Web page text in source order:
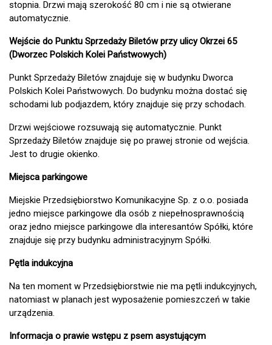
stopnia. Drzwi mają szerokość 80 cm i nie są otwierane
automatycznie.
Wejście do Punktu Sprzedaży Biletów przy ulicy Okrzei 65
(Dworzec Polskich Kolei Państwowych)
Punkt Sprzedaży Biletów znajduje się w budynku Dworca
Polskich Kolei Państwowych. Do budynku można dostać się
schodami lub podjazdem, który znajduje się przy schodach.
Drzwi wejściowe rozsuwają się automatycznie. Punkt
Sprzedaży Biletów znajduje się po prawej stronie od wejścia.
Jest to drugie okienko.
Miejsca parkingowe
Miejskie Przedsiębiorstwo Komunikacyjne Sp. z o.o. posiada
jedno miejsce parkingowe dla osób z niepełnosprawnością
oraz jedno miejsce parkingowe dla interesantów Spółki, które
znajduje się przy budynku administracyjnym Spółki.
Pętla indukcyjna
Na ten moment w Przedsiębiorstwie nie ma pętli indukcyjnych,
natomiast w planach jest wyposażenie pomieszczeń w takie
urządzenia.
Informacja o prawie wstępu z psem asystującym